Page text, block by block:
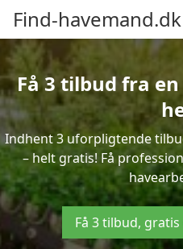
Find-havemand.dk
Få 3 tilbud fra
Indhent 3 uforpligtende
– helt gratis! Få
Få 3 tilbud,